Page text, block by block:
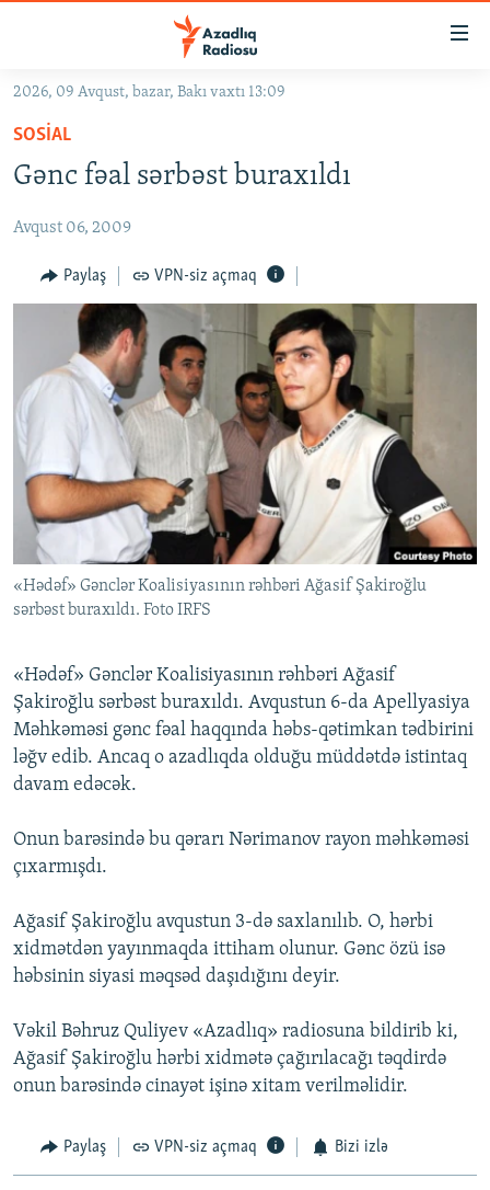
Əsas
qayıt
Əsas
qayıt
GÜNDƏM
#ƏSLINDƏ
FƏRQƏ BAX
QANUNI DOĞRU
ARAŞDIRMA
MULTIMEDIA
FOTOQALEREYA
İNFOQRAFIKA
KARIKATURA
RADIO ARXIV
OXU ZALI
AZƏRBAYCAN ƏDƏBIYYATI KITABXANASI
İSLAM VƏ DEMOKRATIYA
İZ - MƏDƏNIYYƏT PROQRAMI
HAQQIMIZDA
MISSIYAMIZ
PEŞƏ ETIKASI VƏ JURNALISTIKA STANDARTLARIMIZ
MATERIALLARIMIZDAN ISTIFADƏ
BIZIMLƏ ƏLAQƏ
XƏBƏR BÜLLETENLƏRIMIZ
BIZI IZLƏ
2026, 09 Avqust, bazar, Bakı vaxtı 13:09
SOSIAL
Gənc fəal sərbəst buraxıldı
Avqust 06, 2009
Paylaş VPN-siz açmaq
«Hədəf» Gənclər Koalisiyasının rəhbəri Ağasif Şakiroğlu
sərbəst buraxıldı. Foto IRFS
«Hədəf» Gənclər Koalisiyasının rəhbəri Ağasif
Şakiroğlu sərbəst buraxıldı. Avqustun 6-da Apellyasiya
Məhkəməsi gənc fəal haqqında həbs-qətimkan tədbirini
ləğv edib. Ancaq o azadlıqda olduğu müddətdə istintaq
davam edəcək.
Onun barəsində bu qərarı Nərimanov rayon məhkəməsi
çıxarmışdı.
Ağasif Şakiroğlu avqustun 3-də saxlanılıb. O, hərbi
xidmətdən yayınmaqda ittiham olunur. Gənc özü isə
həbsinin siyasi məqsəd daşıdığını deyir.
Vəkil Bəhruz Quliyev «Azadlıq» radiosuna bildirib ki,
Ağasif Şakiroğlu hərbi xidmətə çağırılacağı təqdirdə
onun barəsində cinayət işinə xitam verilməlidir.
Paylaş VPN-siz açmaq Bizi izlə